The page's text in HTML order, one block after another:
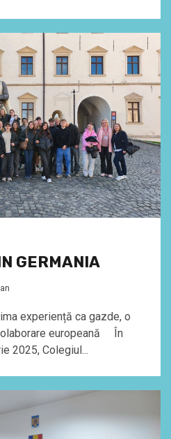
GERMANIA
experiență ca gazde, o
europeană În
2025, Colegiul...